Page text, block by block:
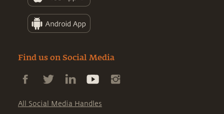
Find us on Social Media
All Social Media Handles